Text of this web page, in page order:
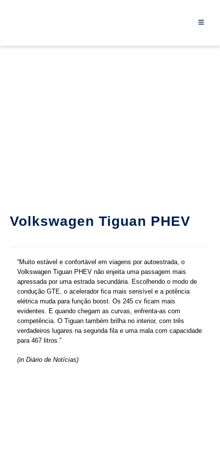
Volkswagen Tiguan PHEV
“Muito estável e confortável em viagens por autoestrada, o
Volkswagen Tiguan PHEV não enjeita uma passagem mais
apressada por uma estrada secundária. Escolhendo o modo de
condução GTE, o acelerador fica mais sensível e a potência
elétrica muda para função boost. Os 245 cv ficam mais
evidentes. E quando chegam as curvas, enfrenta-as com
competência. O Tiguan também brilha no interior, com três
verdadeiros lugares na segunda fila e uma mala com capacidade
para 467 litros.”
(in Diário de Notícias)